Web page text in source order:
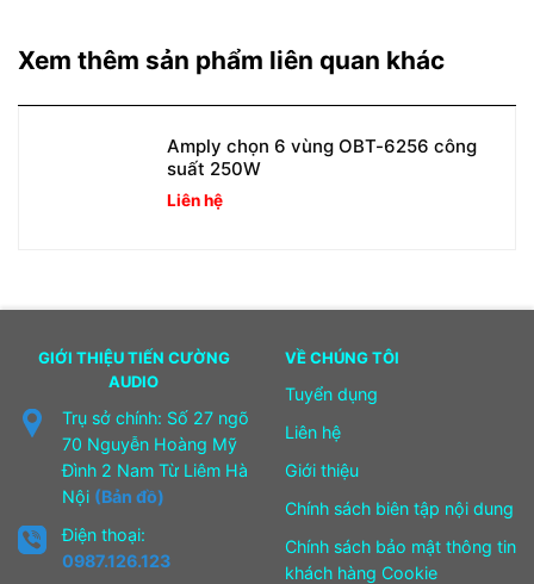
Xem thêm sản phẩm liên quan khác
Amply chọn 6 vùng OBT-6256 công
suất 250W
Liên hệ
GIỚI THIỆU TIẾN CƯỜNG
AUDIO
Trụ sở chính: Số 27 ngõ
70 Nguyễn Hoàng Mỹ
Đình 2 Nam Từ Liêm Hà
Nội (Bản đồ)
Điện thoại:
0987.126.123
VỀ CHÚNG TÔI
Tuyển dụng
Liên hệ
Giới thiệu
Chính sách biên tập nội dung
Chính sách bảo mật thông tin
khách hàng Cookie